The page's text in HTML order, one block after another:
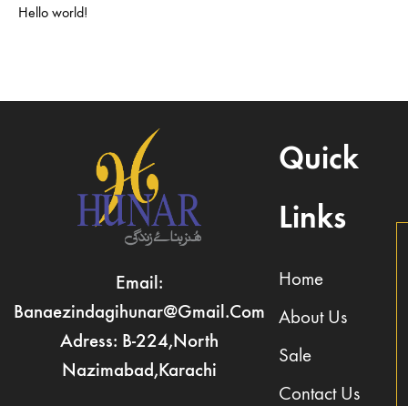
Hello world!
Email:
Banaezindagihunar@gmail.com
Adress: B-224,North
Nazimabad,Karachi
Quick
Links
Home
About Us
Sale
Contact Us